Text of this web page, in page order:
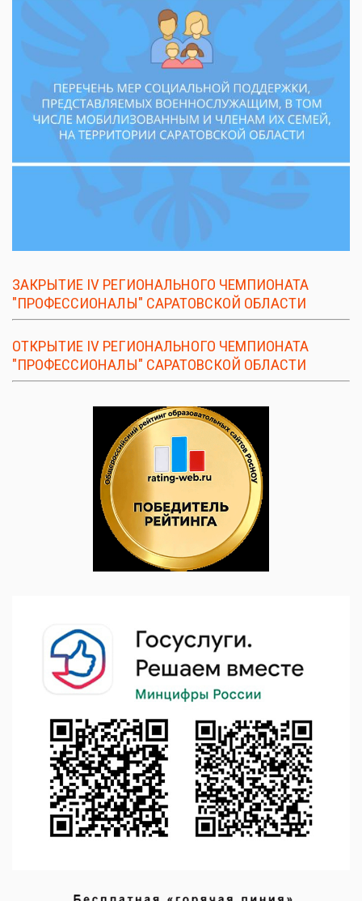
ЗАКРЫТИЕ IV РЕГИОНАЛЬНОГО ЧЕМПИОНАТА
"ПРОФЕССИОНАЛЫ" САРАТОВСКОЙ ОБЛАСТИ
ОТКРЫТИЕ IV РЕГИОНАЛЬНОГО ЧЕМПИОНАТА
"ПРОФЕССИОНАЛЫ" САРАТОВСКОЙ ОБЛАСТИ